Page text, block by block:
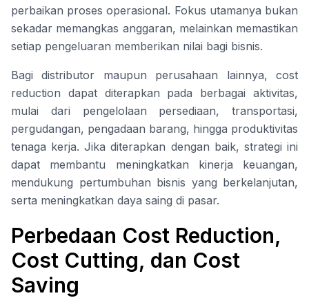
perbaikan proses operasional. Fokus utamanya bukan
sekadar memangkas anggaran, melainkan memastikan
setiap pengeluaran memberikan nilai bagi bisnis.
Bagi distributor maupun perusahaan lainnya, cost
reduction dapat diterapkan pada berbagai aktivitas,
mulai dari pengelolaan persediaan, transportasi,
pergudangan, pengadaan barang, hingga produktivitas
tenaga kerja. Jika diterapkan dengan baik, strategi ini
dapat membantu meningkatkan kinerja keuangan,
mendukung pertumbuhan bisnis yang berkelanjutan,
serta meningkatkan daya saing di pasar.
Perbedaan Cost Reduction,
Cost Cutting, dan Cost
Saving